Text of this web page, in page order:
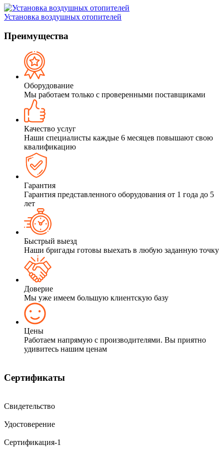
Установка воздушных отопителей
Преимущества
Оборудование
Мы работаем только с проверенными поставщиками
Качество услуг
Наши специалисты каждые 6 месяцев повышают свою
квалификацию
Гарантия
Гарантия представленного оборудования от 1 года до 5
лет
Быстрый выезд
Наши бригады готовы выехать в любую заданную точку
Доверие
Мы уже имеем большую клиентскую базу
Цены
Работаем напрямую с производителями. Вы приятно
удивитесь нашим ценам
Сертификаты
Свидетельство
Удостоверение
Сертификация-1